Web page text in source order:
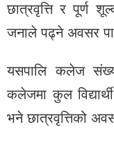
छात्रवृत्ति र पूर्ण
जनाले पढ्ने अवसर
यसपालि कलेज
कलेजमा कुल
भने छात्रवृत्तिको